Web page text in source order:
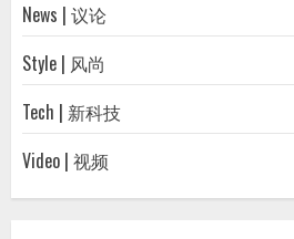
News | 议论
Style | 风尚
Tech | 新科技
Video | 视频